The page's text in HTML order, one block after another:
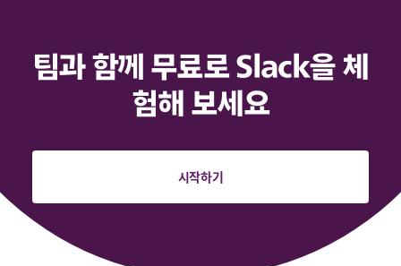
팀과 함께 무료로 Slack을 체
험해 보세요
시작하기